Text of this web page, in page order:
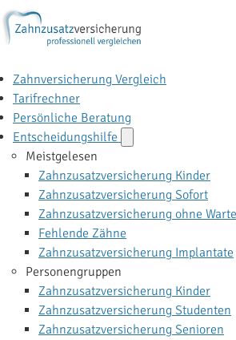
Zahnversicherung Vergleich
Tarifrechner
Persönliche Beratung
Entscheidungshilfe
Meistgelesen
Zahnzusatzversicherung Kinder
Zahnzusatzversicherung Sofort
Zahnzusatzversicherung ohne
Fehlende Zähne
Zahnzusatzversicherung Implantate
Personengruppen
Zahnzusatzversicherung Kinder
Zahnzusatzversicherung Studenten
Zahnzusatzversicherung Senioren